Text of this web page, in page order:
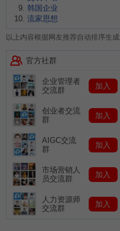
韩国企业
流家思想
以上内容根据网友推荐自动排序生成
官方社群
企业管理者
交流群
加入
创业者交流
群
加入
AIGC交流
群
加入
市场营销人
员交流群
加入
人力资源师
交流群
加入